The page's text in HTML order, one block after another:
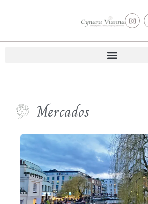
Mercados